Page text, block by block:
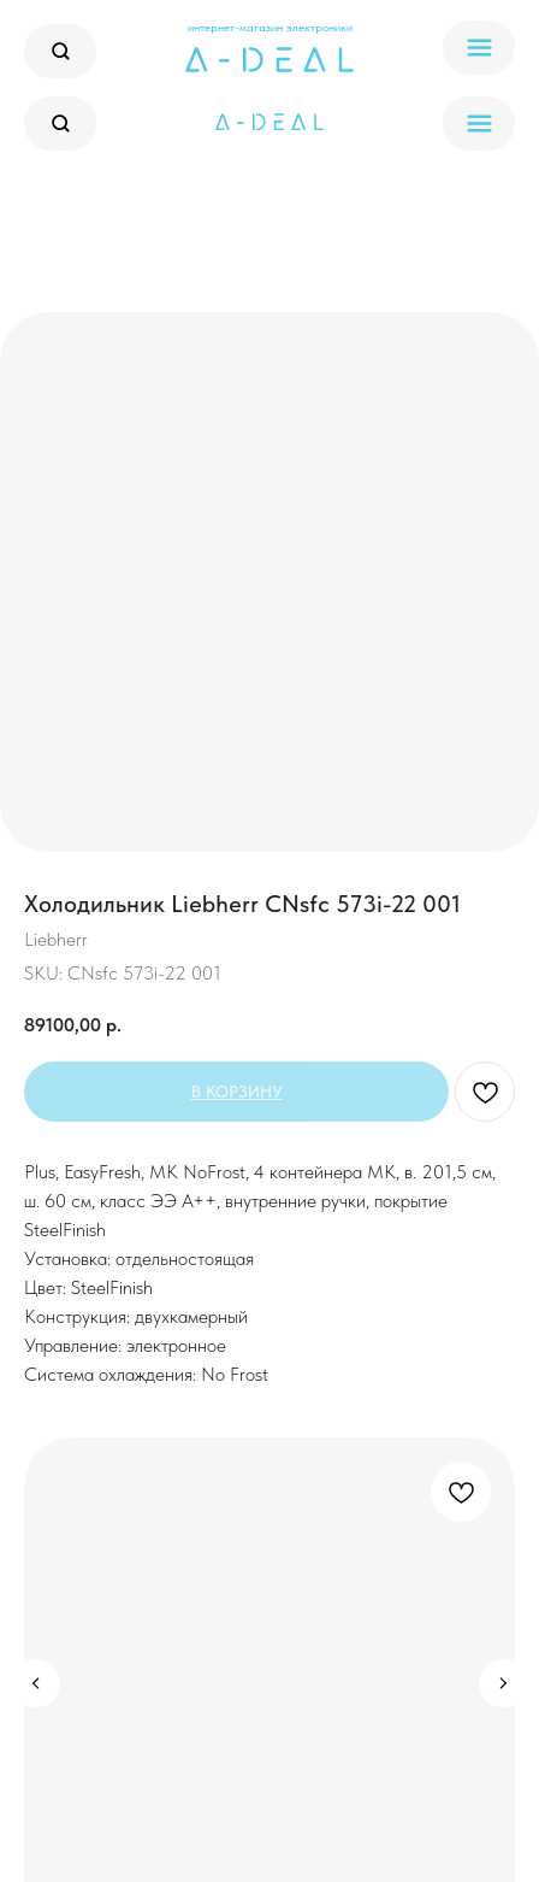
интернет-магазин электроники
Холодильник Liebherr CNsfc 573i-22 001
Liebherr
SKU: CNsfc 573i-22 001
89100,00 р.
В КОРЗИНУ
Plus, EasyFresh, МК NoFrost, 4 контейнера МК, в. 201,5 см,
ш. 60 см, класс ЭЭ A++, внутренние ручки, покрытие
SteelFinish
Установка: отдельностоящая
Цвет: SteelFinish
Конструкция: двухкамерный
Управление: электронное
Система охлаждения: No Frost